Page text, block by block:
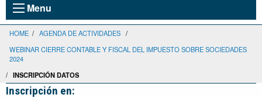
Menu
HOME / AGENDA DE ACTIVIDADES /
WEBINAR CIERRE CONTABLE Y FISCAL DEL IMPUESTO SOBRE SOCIEDADES
2024
/ INSCRIPCIÓN DATOS
Inscripción en: